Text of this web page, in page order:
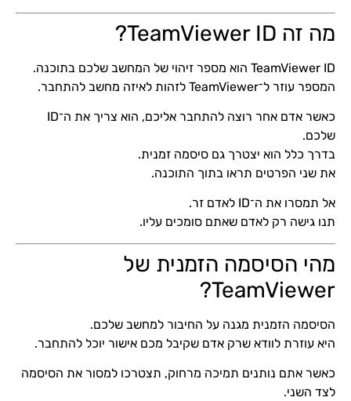
מה זה TeamViewer ID?
TeamViewer ID הוא מספר זיהוי של המחשב שלכם בתוכנה.
המספר עוזר ל־TeamViewer לזהות לאיזה מחשב להתחבר.
כאשר אדם אחר רוצה להתחבר אליכם, הוא צריך את ה־ID
שלכם.
בדרך כלל הוא יצטרך גם סיסמה זמנית.
את שני הפרטים תראו בתוך התוכנה.
אל תמסרו את ה־ID לאדם זר.
תנו גישה רק לאדם שאתם סומכים עליו.
מהי הסיסמה הזמנית של
TeamViewer?
הסיסמה הזמנית מגנה על החיבור למחשב שלכם.
היא עוזרת לוודא שרק אדם שקיבל מכם אישור יוכל להתחבר.
כאשר אתם נותנים תמיכה מרחוק, תצטרכו למסור את הסיסמה
לצד השני.